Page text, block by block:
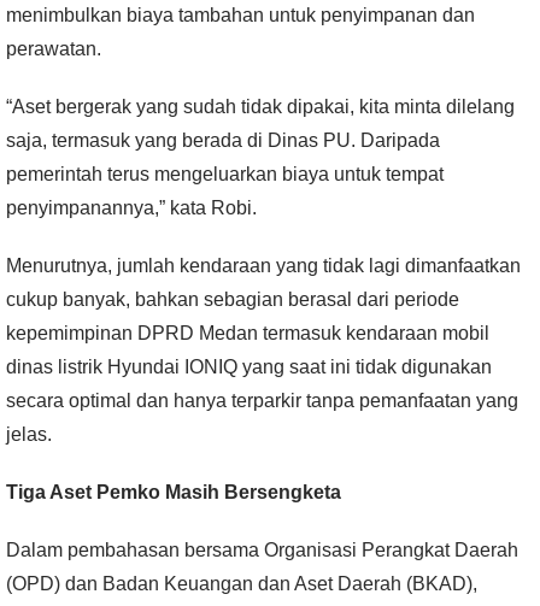
menimbulkan biaya tambahan untuk penyimpanan dan
perawatan.
“Aset bergerak yang sudah tidak dipakai, kita minta dilelang
saja, termasuk yang berada di Dinas PU. Daripada
pemerintah terus mengeluarkan biaya untuk tempat
penyimpanannya,” kata Robi.
Menurutnya, jumlah kendaraan yang tidak lagi dimanfaatkan
cukup banyak, bahkan sebagian berasal dari periode
kepemimpinan DPRD Medan termasuk kendaraan mobil
dinas listrik Hyundai IONIQ yang saat ini tidak digunakan
secara optimal dan hanya terparkir tanpa pemanfaatan yang
jelas.
Tiga Aset Pemko Masih Bersengketa
Dalam pembahasan bersama Organisasi Perangkat Daerah
(OPD) dan Badan Keuangan dan Aset Daerah (BKAD),